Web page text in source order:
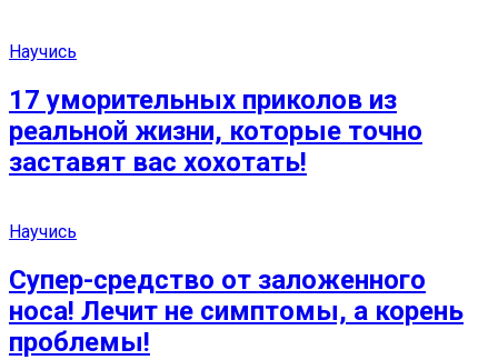
Научись
17 уморительных приколов из
реальной жизни, которые точно
заставят вас хохотать!
Научись
Супер-средство от заложенного
носа! Лечит не симптомы, а корень
проблемы!